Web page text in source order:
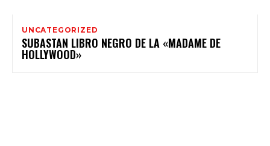
UNCATEGORIZED
SUBASTAN LIBRO NEGRO DE LA «MADAME DE
HOLLYWOOD»